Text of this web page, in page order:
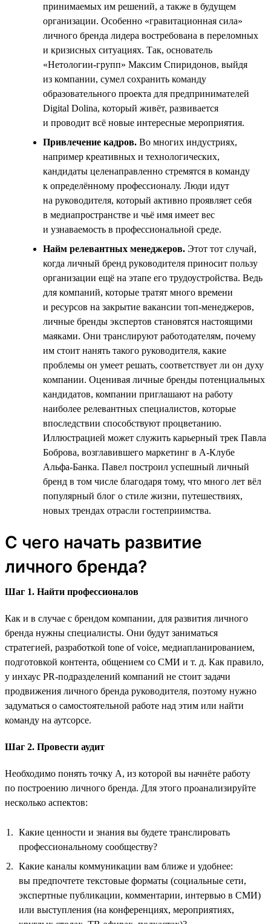
принимаемых им решений, а также в будущем
организации. Особенно «гравитационная сила»
личного бренда лидера востребована в переломных
и кризисных ситуациях. Так, основатель
«Нетологии-групп» Максим Спиридонов, выйдя
из компании, сумел сохранить команду
образовательного проекта для предпринимателей
Digital Dolina, который живёт, развивается
и проводит всё новые интересные мероприятия.
Привлечение кадров. Во многих индустриях,
например креативных и технологических,
кандидаты целенаправленно стремятся в команду
к определённому профессионалу. Люди идут
на руководителя, который активно проявляет себя
в медиапространстве и чьё имя имеет вес
и узнаваемость в профессиональной среде.
Найм релевантных менеджеров. Этот тот случай,
когда личный бренд руководителя приносит пользу
организации ещё на этапе его трудоустройства. Ведь
для компаний, которые тратят много времени
и ресурсов на закрытие вакансии топ-менеджеров,
личные бренды экспертов становятся настоящими
маяками. Они транслируют работодателям, почему
им стоит нанять такого руководителя, какие
проблемы он умеет решать, соответствует ли он духу
компании. Оценивая личные бренды потенциальных
кандидатов, компании приглашают на работу
наиболее релевантных специалистов, которые
впоследствии способствуют процветанию.
Иллюстрацией может служить карьерный трек Павла
Боброва, возглавившего маркетинг в А-Клубе
Альфа-Банка. Павел построил успешный личный
бренд в том числе благодаря тому, что много лет вёл
популярный блог о стиле жизни, путешествиях,
новых трендах отрасли гостеприимства.
С чего начать развитие
личного бренда?
Шаг 1. Найти профессионалов
Как и в случае с брендом компании, для развития личного
бренда нужны специалисты. Они будут заниматься
стратегией, разработкой tone of voice, медиапланированием,
подготовкой контента, общением со СМИ и т. д. Как правило,
у инхаус PR-подразделений компаний не стоит задачи
продвижения личного бренда руководителя, поэтому нужно
задуматься о самостоятельной работе над этим или найти
команду на аутсорсе.
Шаг 2. Провести аудит
Необходимо понять точку А, из которой вы начнёте работу
по построению личного бренда. Для этого проанализируйте
несколько аспектов:
Какие ценности и знания вы будете транслировать
профессиональному сообществу?
Какие каналы коммуникации вам ближе и удобнее:
вы предпочтете текстовые форматы (социальные сети,
экспертные публикации, комментарии, интервью в СМИ)
или выступления (на конференциях, мероприятиях,